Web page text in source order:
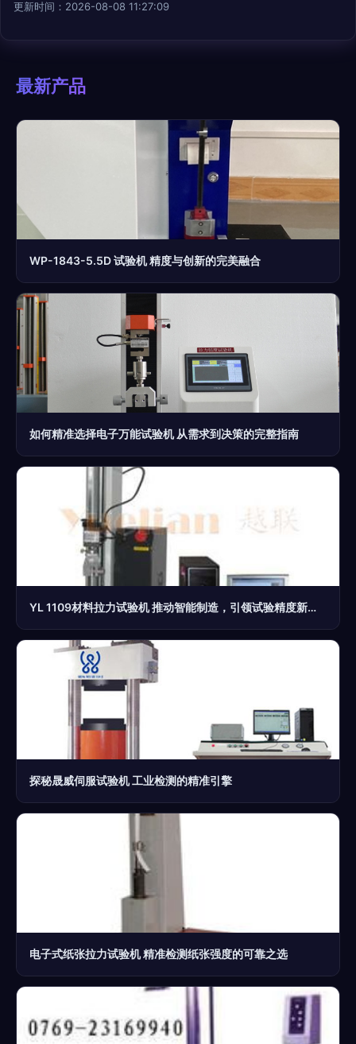
更新时间：2026-08-08 11:27:09
最新产品
WP-1843-5.5D 试验机 精度与创新的完美融合
如何精准选择电子万能试验机 从需求到决策的完整指南
YL 1109材料拉力试验机 推动智能制造，引领试验精度新高度
探秘晟威伺服试验机 工业检测的精准引擎
电子式纸张拉力试验机 精准检测纸张强度的可靠之选